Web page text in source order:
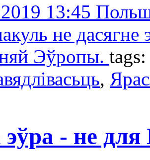
13:45
не дасягне
Эўропы.
,
эўра - не